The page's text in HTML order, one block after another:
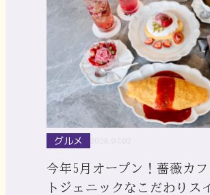
グルメ
今年5月オープン！薔薇カ
トジェニックなこだわりス